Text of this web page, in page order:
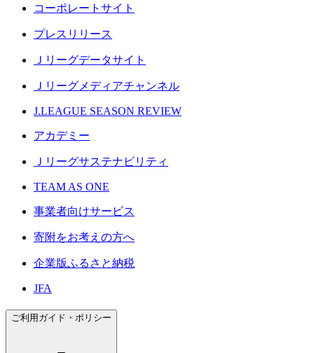
コーポレートサイト
プレスリリース
Ｊリーグデータサイト
Ｊリーグメディアチャンネル
J.LEAGUE SEASON REVIEW
アカデミー
Ｊリーグサステナビリティ
TEAM AS ONE
事業者向けサービス
寄附をお考えの方へ
企業版ふるさと納税
JFA
ご利用ガイド・ポリシー